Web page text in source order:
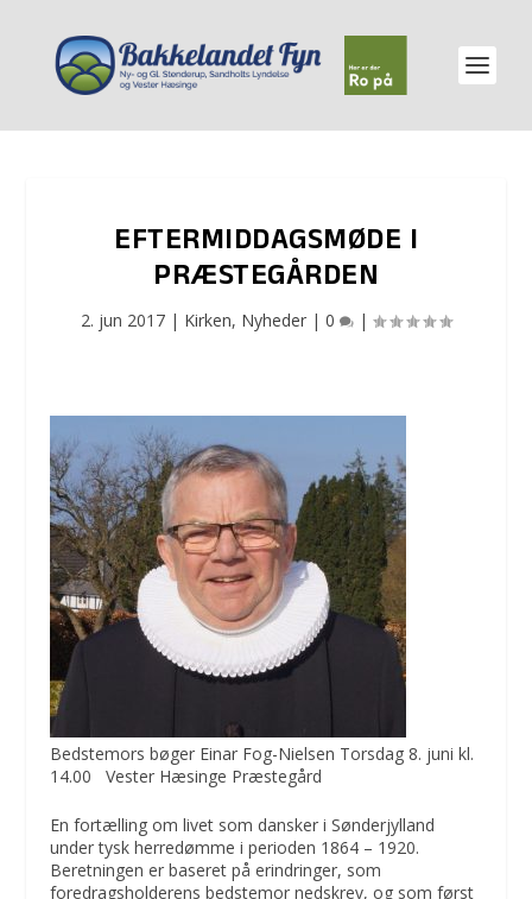
EFTERMIDDAGSMØDE I
PRÆSTEGÅRDEN
2. jun 2017 | Kirken, Nyheder | 0 |
Bedstemors bøger Einar Fog-Nielsen Torsdag 8. juni kl.
14.00 Vester Hæsinge Præstegård
En fortælling om livet som dansker i Sønderjylland
under tysk herredømme i perioden 1864 – 1920.
Beretningen er baseret på erindringer, som
foredragsholderens bedstemor nedskrev, og som først